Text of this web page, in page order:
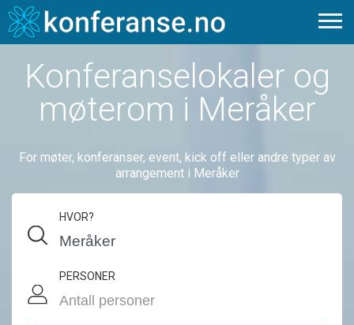
Konferanselokaler og
møterom i Meråker
For møter, konferanser, event, kick off eller andre typer av
arrangement i Meråker
HVOR?
PERSONER